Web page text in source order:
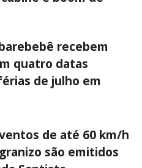
recebem
quatro datas
de julho em
de até 60 km/h
são emitidos